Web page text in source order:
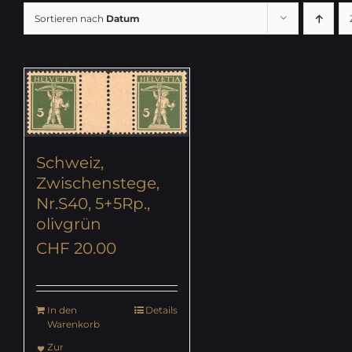
Sortieren nach Datum
Schweiz,
Zwischenstege,
Nr.S40, 5+5Rp.,
olivgrün
CHF 20.00
In den
Warenkorb
Details
Zur